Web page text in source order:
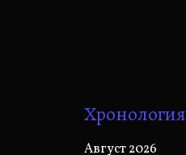
Хронология
Август 2026